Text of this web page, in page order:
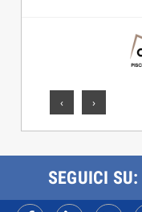
‹ ›
SEGUICI SU: